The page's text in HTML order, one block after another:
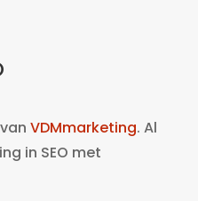
VDMmarketing. Al
in SEO met